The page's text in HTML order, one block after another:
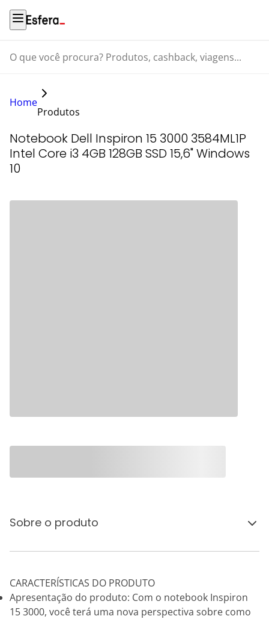
O que você procura? Produtos, cashback, viagens...
Home
Produtos
Notebook Dell Inspiron 15 3000 3584ML1P
Intel Core i3 4GB 128GB SSD 15,6" Windows
10
Sobre o produto
CARACTERÍSTICAS DO PRODUTO
Apresentação do produto: Com o notebook Inspiron
15 3000, você terá uma nova perspectiva sobre como